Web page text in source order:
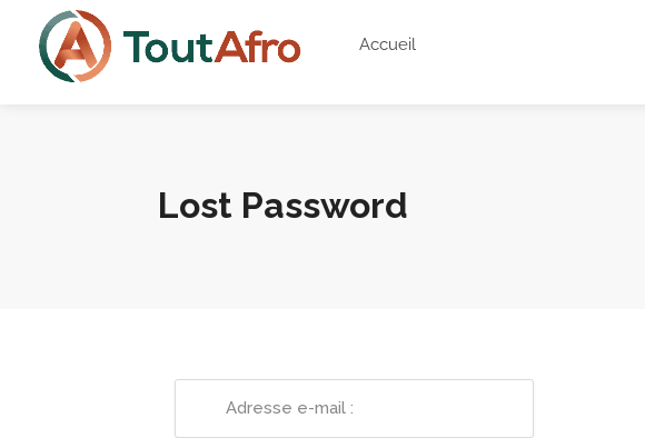
Accueil
Lost Password